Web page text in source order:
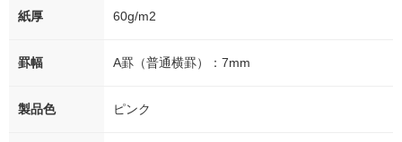
紙厚 60g/m2
罫幅 A罫（普通横罫）：7mm
製品色 ピンク